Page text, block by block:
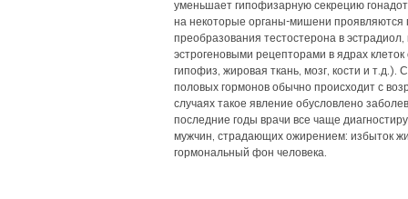
уменьшает гипофизарную секрецию
на некоторые органы-мишени проявляются
преобразования тестостерона в
эстрогеновыми рецепторами в ядрах
гипофиз, жировая ткань, мозг, кости и т.д.).
половых гормонов обычно происходит с
случаях такое явление обусловлено
последние годы врачи все чаще
мужчин, страдающих ожирением: избыток
гормональный фон человека.